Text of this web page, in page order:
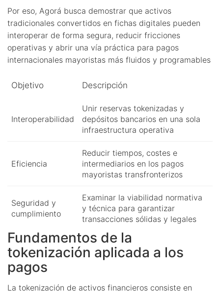
Por eso, Agorá busca demostrar que activos
tradicionales convertidos en fichas digitales pueden
interoperar de forma segura, reducir fricciones
operativas y abrir una vía práctica para pagos
internacionales mayoristas más fluidos y programables
Objetivo Descripción
Interoperabilidad
Unir reservas tokenizadas y
depósitos bancarios en una sola
infraestructura operativa
Eficiencia
Reducir tiempos, costes e
intermediarios en los pagos
mayoristas transfronterizos
Seguridad y
cumplimiento
Examinar la viabilidad normativa
y técnica para garantizar
transacciones sólidas y legales
Fundamentos de la
tokenización aplicada a los
pagos
La tokenización de activos financieros consiste en